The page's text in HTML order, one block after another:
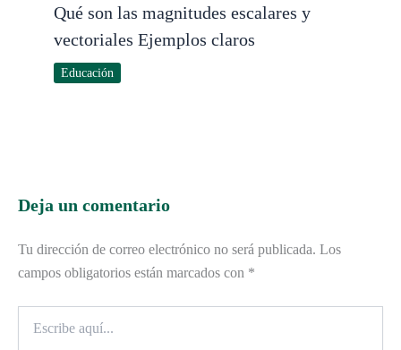
Qué son las magnitudes escalares y
vectoriales Ejemplos claros
Educación
Deja un comentario
Tu dirección de correo electrónico no será publicada. Los
campos obligatorios están marcados con *
aquí...